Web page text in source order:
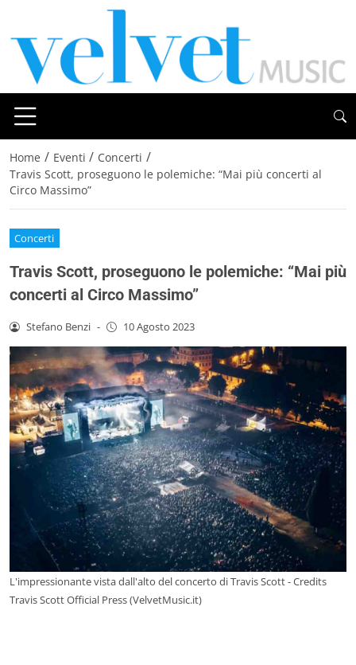
Home / Eventi / Concerti /
Travis Scott, proseguono le polemiche: “Mai più concerti al
Circo Massimo”
Concerti
Travis Scott, proseguono le polemiche: “Mai più
concerti al Circo Massimo”
Stefano Benzi - 10 Agosto 2023
L'impressionante vista dall'alto del concerto di Travis Scott - Credits
Travis Scott Official Press (VelvetMusic.it)